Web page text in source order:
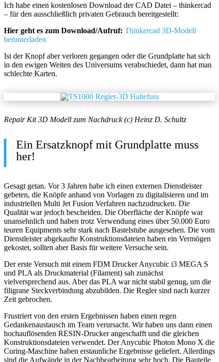
Ich habe einen kostenlosen Download der CAD Datei – thinkercad
– für den ausschließlich privaten Gebrauch bereitgestellt:
Hier geht es zum Download/Aufruf: Thinkercad 3D-Modell
herunterladen
Ist der Knopf aber verloren gegangen oder die Grundplatte hat sich
in den ewigen Weiten des Universums verabschiedet, dann hat man
schlechte Karten.
Repair Kit 3D Modell zum Nachdruck (c) Heinz D. Schultz
Ein Ersatzknopf mit Grundplatte muss
her!
Gesagt getan. Vor 3 Jahren habe ich einen externen Dienstleister
gebeten, die Knöpfe anhand von Vorlagen zu digitalisieren und im
industriellen Multi Jet Fusion Verfahren nachzudrucken. Die
Qualität war jedoch bescheiden. Die Oberfläche der Knöpfe war
unansehnlich und haben trotz Verwendung eines über 50.000 Euro
teuren Equipments sehr stark nach Bastelstube ausgesehen. Die vom
Dienstleister abgekaufte Konstruktionsdateien haben ein Vermögen
gekostet, sollten aber Basis für weitere Versuche sein.
Der erste Versuch mit einem FDM Drucker Anycubic i3 MEGA S
und PLA als Druckmaterial (Filament) sah zunächst
vielversprechend aus. Aber das PLA war nicht stabil genug, um die
filigrane Steckverbindung abzubilden. Die Regler sind nach kurzer
Zeit gebrochen.
Frustriert von den ersten Ergebnissen haben einen regen
Gedankenaustausch im Team verursacht. Wir haben uns dann einen
hochauflösenden RESIN-Drucker angeschafft und die gleichen
Konstruktionsdateien verwendet. Der Anycubic Photon Mono X die
Curing-Maschine haben erstaunliche Ergebnisse geliefert. Allerdings
sind die Aufwände in der Nachbearbeitung sehr hoch. Die Bauteile